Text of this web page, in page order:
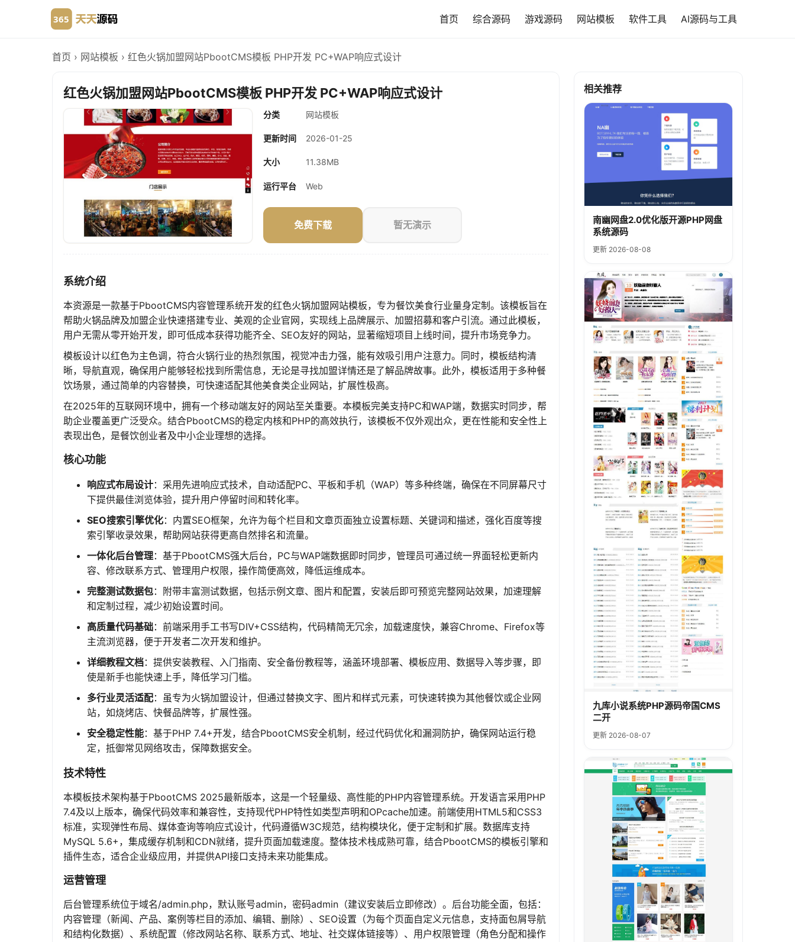
首页 综合源码 游戏源码 网站模板 软件工具 AI源码与工具
首页 › 网站模板 › 红色火锅加盟网站PbootCMS模板 PHP开发 PC+WAP响应式设计
红色火锅加盟网站PbootCMS模板 PHP开发 PC+WAP响应式设计
分类 网站模板
更新时间 2026-01-25
大小 11.38MB
运行平台 Web
免费下载 暂无演示
系统介绍
本资源是一款基于PbootCMS内容管理系统开发的红色火锅加盟网站模板，专为餐饮美食行业量身定制。该模板旨在
帮助火锅品牌及加盟企业快速搭建专业、美观的企业官网，实现线上品牌展示、加盟招募和客户引流。通过此模板，
用户无需从零开始开发，即可低成本获得功能齐全、SEO友好的网站，显著缩短项目上线时间，提升市场竞争力。
模板设计以红色为主色调，符合火锅行业的热烈氛围，视觉冲击力强，能有效吸引用户注意力。同时，模板结构清
晰，导航直观，确保用户能够轻松找到所需信息，无论是寻找加盟详情还是了解品牌故事。此外，模板适用于多种餐
饮场景，通过简单的内容替换，可快速适配其他美食类企业网站，扩展性极高。
在2025年的互联网环境中，拥有一个移动端友好的网站至关重要。本模板完美支持PC和WAP端，数据实时同步，帮
助企业覆盖更广泛受众。结合PbootCMS的稳定内核和PHP的高效执行，该模板不仅外观出众，更在性能和安全性上
表现出色，是餐饮创业者及中小企业理想的选择。
核心功能
响应式布局设计：采用先进响应式技术，自动适配PC、平板和手机（WAP）等多种终端，确保在不同屏幕尺寸
下提供最佳浏览体验，提升用户停留时间和转化率。
SEO搜索引擎优化：内置SEO框架，允许为每个栏目和文章页面独立设置标题、关键词和描述，强化百度等搜
索引擎收录效果，帮助网站获得更高自然排名和流量。
一体化后台管理：基于PbootCMS强大后台，PC与WAP端数据即时同步，管理员可通过统一界面轻松更新内
容、修改联系方式、管理用户权限，操作简便高效，降低运维成本。
完整测试数据包：附带丰富测试数据，包括示例文章、图片和配置，安装后即可预览完整网站效果，加速理解
和定制过程，减少初始设置时间。
高质量代码基础：前端采用手工书写DIV+CSS结构，代码精简无冗余，加载速度快，兼容Chrome、Firefox等
主流浏览器，便于开发者二次开发和维护。
详细教程文档：提供安装教程、入门指南、安全备份教程等，涵盖环境部署、模板应用、数据导入等步骤，即
使是新手也能快速上手，降低学习门槛。
多行业灵活适配：虽专为火锅加盟设计，但通过替换文字、图片和样式元素，可快速转换为其他餐饮或企业网
站，如烧烤店、快餐品牌等，扩展性强。
安全稳定性能：基于PHP 7.4+开发，结合PbootCMS安全机制，经过代码优化和漏洞防护，确保网站运行稳
定，抵御常见网络攻击，保障数据安全。
技术特性
本模板技术架构基于PbootCMS 2025最新版本，这是一个轻量级、高性能的PHP内容管理系统。开发语言采用PHP
7.4及以上版本，确保代码效率和兼容性，支持现代PHP特性如类型声明和OPcache加速。前端使用HTML5和CSS3
标准，实现弹性布局、媒体查询等响应式设计，代码遵循W3C规范，结构模块化，便于定制和扩展。数据库支持
MySQL 5.6+，集成缓存机制和CDN就绪，提升页面加载速度。整体技术栈成熟可靠，结合PbootCMS的模板引擎和
插件生态，适合企业级应用，并提供API接口支持未来功能集成。
运营管理
后台管理系统位于域名/admin.php，默认账号admin，密码admin（建议安装后立即修改）。后台功能全面，包括：
内容管理（新闻、产品、案例等栏目的添加、编辑、删除）、SEO设置（为每个页面自定义元信息，支持面包屑导航
和结构化数据）、系统配置（修改网站名称、联系方式、地址、社交媒体链接等）、用户权限管理（角色分配和操作
相关推荐
南幽网盘2.0优化版开源PHP网盘
系统源码
更新 2026-08-08
九库小说系统PHP源码帝国CMS
二开
更新 2026-08-07